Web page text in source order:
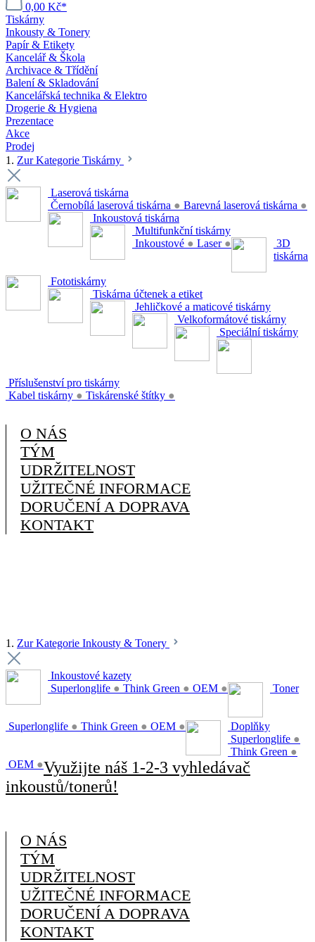
0,00 Kč*
Tiskárny
Inkousty & Tonery
Papír & Etikety
Kancelář & Škola
Archivace & Třídění
Balení & Skladování
Kancelářská technika & Elektro
Drogerie & Hygiena
Prezentace
Akce
Prodej
1. Zur Kategorie Tiskárny
Laserová tiskárna
Černobílá laserová tiskárna ● Barevná laserová tiskárna ●
Inkoustová tiskárna
Multifunkční tiskárny
Inkoustové ● Laser ●
3D
tiskárna
Fototiskárny
Tiskárna účtenek a etiket
Jehličkové a maticové tiskárny
Velkoformátové tiskárny
Speciální tiskárny
Příslušenství pro tiskárny
Kabel tiskárny ● Tiskárenské štítky ●
O NÁS
TÝM
UDRŽITELNOST
UŽITEČNÉ INFORMACE
DORUČENÍ A DOPRAVA
KONTAKT
1. Zur Kategorie Inkousty & Tonery
Inkoustové kazety
Superlonglife ● Think Green ● OEM ● Toner
Superlonglife ● Think Green ● OEM ●
Doplňky
Superlonglife ●
Think Green ●
OEM ●Využijte náš 1-2-3 vyhledávač
inkoustů/tonerů!
O NÁS
TÝM
UDRŽITELNOST
UŽITEČNÉ INFORMACE
DORUČENÍ A DOPRAVA
KONTAKT